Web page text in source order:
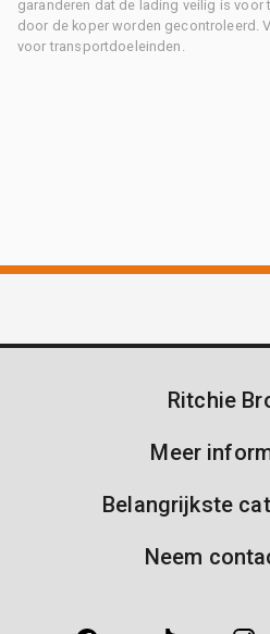
garanderen dat de lading veilig is voor
door de koper worden gecontroleerd.
voor transportdoeleinden.
Ritchie
Meer
Belangrijkste
Neem